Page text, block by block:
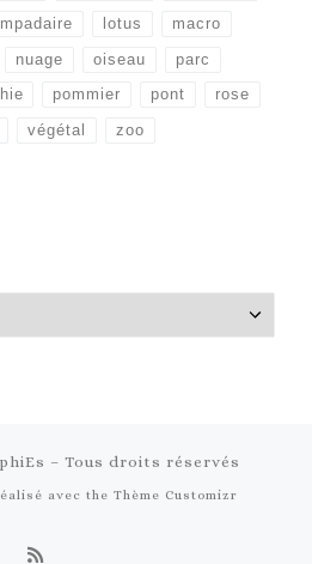
lotus macro
nuage oiseau parc
pommier pont rose
végétal zoo
– Tous droits réservés
avec the Thème Customizr